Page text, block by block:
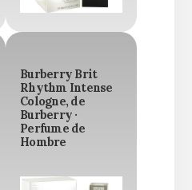
Burberry Brit
Rhythm Intense
Cologne, de
Burberry ·
Perfume de
Hombre